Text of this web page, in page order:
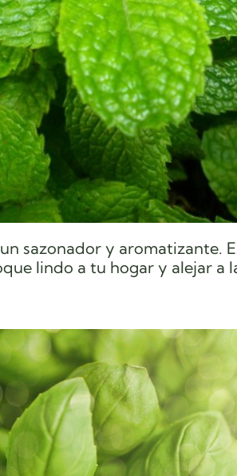
sazonador y aromatizante.
lindo a tu hogar y alejar a